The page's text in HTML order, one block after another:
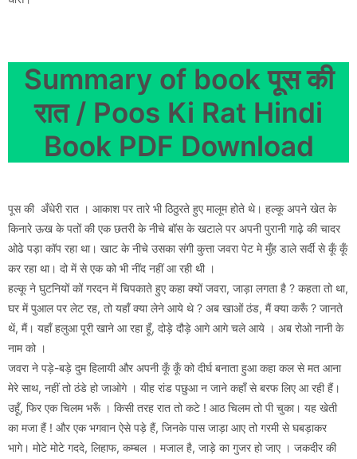
Summary of book पूस की
रात / Poos Ki Rat Hindi
Book PDF Download
पूस की अँधेरी रात । आकाश पर तारे भी ठिठुरते हुए मालूम होते थे। हल्कू अपने खेत के
किनारे ऊख के पतों की एक छतरी के नीचे बॉस के खटाले पर अपनी पुरानी गाढ़े की चादर
ओढे पड़ा कॉप रहा था। खाट के नीचे उसका संगी कुत्ता जवरा पेट मे मुँह डाले सर्दी से कूँ कूँ
कर रहा था। दो में से एक को भी नींद नहीं आ रही थी ।
हल्कू ने घुटनियों कों गरदन में चिपकाते हुए कहा क्यों जवरा, जाड़ा लगता है ? कहता तो था,
घर में पुआल पर लेट रह, तो यहाँ क्या लेने आये थे ? अब खाओं ठंड, मैं क्या करूँ ? जानते
थें, मैं। यहाँ हलुआ पूरी खाने आ रहा हूँ, दोड़े दौड़े आगे आगे चले आये । अब रोओ नानी के
नाम को ।
जवरा ने पड़े-बड़े दुम हिलायी और अपनी कूँ कूँ को दीर्घ बनाता हुआ कहा कल से मत आना
मेरे साथ, नहीं तो ठंडे हो जाओगे । यीह रांड पछुआ न जाने कहाँ से बरफ लिए आ रही हैं।
उहूँ, फिर एक चिलम भरूँ । किसी तरह रात तो कटे ! आठ चिलम तो पी चुका। यह खेती
का मजा हैं ! और एक भगवान ऐसे पड़े हैं, जिनके पास जाड़ा आए तो गरमी से घबड़ाकर
भागे। मोटे मोटे गददे, लिहाफ, कम्बल । मजाल है, जाड़े का गुजर हो जाए । जकदीर की